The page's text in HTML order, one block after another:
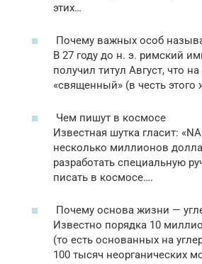
этих…
Почему важных особ
В 27 году до н. э. римский
получил титул Август, что
«священный» (в честь этого
Чем пишут в космосе
Известная шутка гласит:
несколько миллионов
разработать специальную
писать в космосе….
Почему основа жизни —
Известно порядка 10
(то есть основанных на
100 тысяч неорганических